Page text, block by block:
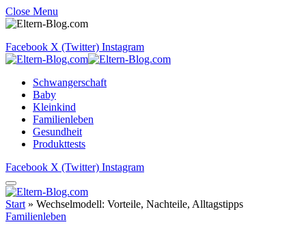
Close Menu
Facebook X (Twitter) Instagram
Schwangerschaft
Baby
Kleinkind
Familienleben
Gesundheit
Produkttests
Facebook X (Twitter) Instagram
Start » Wechselmodell: Vorteile, Nachteile, Alltagstipps
Familienleben